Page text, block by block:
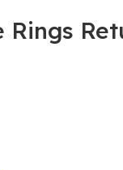
Rings